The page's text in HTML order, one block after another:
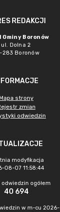
REDAKCJI
Gminy Boronów
ul. Dolna 2
283 Boronów
strony
zmian
odwiedzin
modyfikacja
08-07 11:58:44
odwiedzin ogółem
40 694
w m-cu 2026-